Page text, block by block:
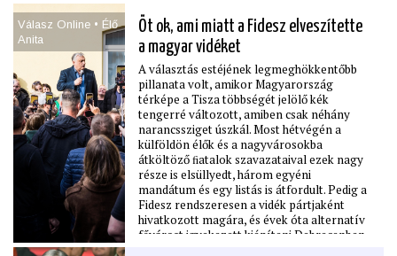
Válasz Online • Élő
Anita
Öt ok, ami miatt a Fidesz elveszítette
a magyar vidéket
A választás estéjének legmeghökkentőbb
pillanata volt, amikor Magyarország
térképe a Tisza többségét jelölő kék
tengerré változott, amiben csak néhány
narancssziget úszkál. Most hétvégén a
külföldön élők és a nagyvárosokba
átköltöző ﬁatalok szavazataival ezek nagy
része is elsüllyedt, három egyéni
mandátum és egy listás is átfordult. Pedig a
Fidesz rendszeresen a vidék pártjaként
hivatkozott magára, és évek óta alternatív
fővárost igyekezett kiépíteni Debrecenben.